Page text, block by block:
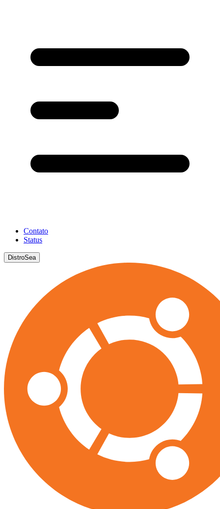
Contato
Status
DistroSea